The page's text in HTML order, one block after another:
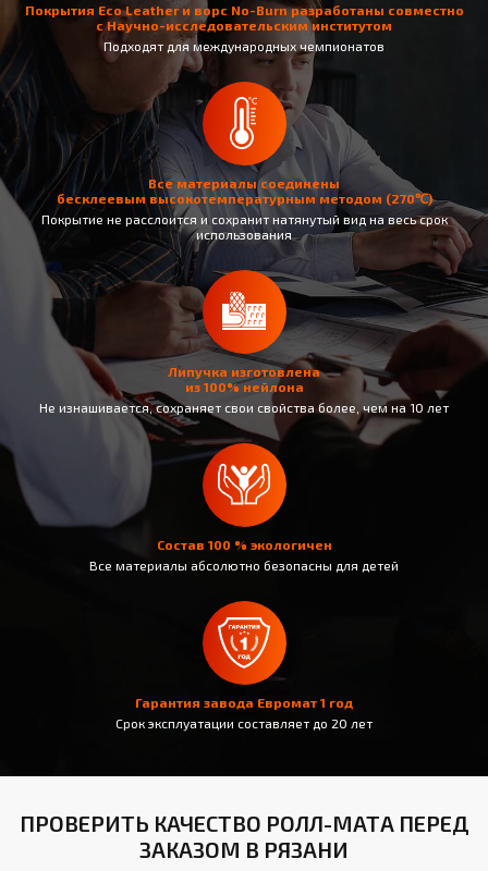
Покрытия Eco Leather и ворс No-Burn разработаны совместно
с Научно-исследовательским институтом
Подходят для международных чемпионатов
Все материалы соединены
бесклеевым высокотемпературным методом (270℃)
Покрытие не раcслоится и сохранит натянутый вид на весь срок
использования
Липучка изготовлена
из 100% нейлона
Не изнашивается, сохраняет свои свойства более, чем на 10 лет
Состав 100 % экологичен
Все материалы абсолютно безопасны для детей
Гарантия завода Евромат 1 год
Срок эксплуатации составляет до 20 лет
ПРОВЕРИТЬ КАЧЕСТВО РОЛЛ-МАТА ПЕРЕД
ЗАКАЗОМ В РЯЗАНИ